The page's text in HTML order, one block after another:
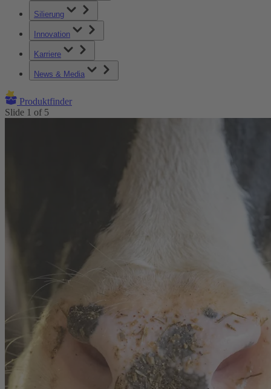
Silierung
Innovation
Karriere
News & Media
Produktfinder
Slide 1 of 5